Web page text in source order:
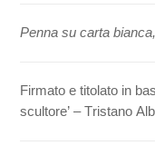
Penna su carta
Firmato e titolato in
scultore’ – Tristano